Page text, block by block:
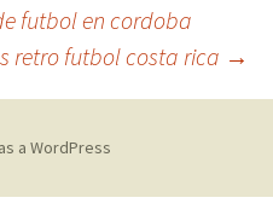
futbol en cordoba
retro futbol costa rica →
a WordPress